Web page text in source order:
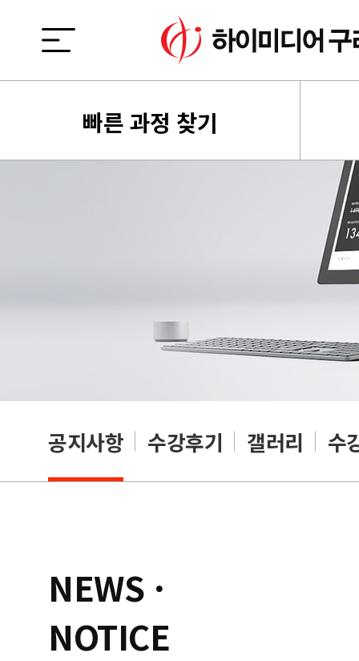
빠른 과정 찾기
공지사항 수강후기 갤러리 수
NEWS ·
NOTICE